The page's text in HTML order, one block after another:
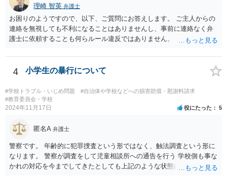
理崎 智英 弁護士
お困りのようですので、以下、ご質問にお答えします。 ご主人からの
連絡を無視しても不利になることはありませんし、事前に連絡なく弁
護士に依頼することも何らルール違反ではありません。 ただ、弁護士
ご主人には「現在、弁護士に相談中であり、弁護士に依頼した場合に
は、依頼した弁護士から連絡する」と伝えたほうが良いかもしれませ
4 小学生の暴行について
#学校トラブル・いじめ問題
#自治体や学校などへの損害賠償・慰謝料請求
#教育委員会・学校
2024年11月17日 役にたった 5
匿名A 弁護士
警察です。 年齢的に犯罪捜査という形ではなく、触法調査という形に
なります。 警察が調査をして児童相談所への通告を行う 学校側も事な
かれの対応を今までしてきたとしても上記のような状態になれば一定